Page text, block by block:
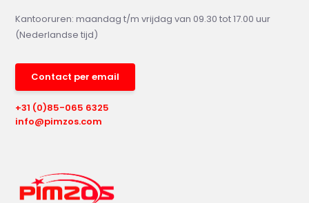
Kantooruren: maandag t/m vrijdag van 09.30 tot 17.00 uur
(Nederlandse tijd)
Contact per email
+31 (0)85-065 6325
info@pimzos.com